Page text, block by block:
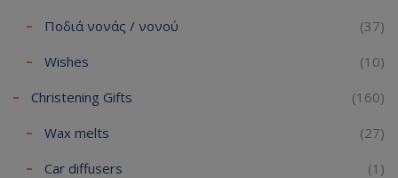
Ποδιά νονάς / νονού
(37)
Wishes
(10)
Christening Gifts
(160)
Wax melts
(27)
Car diffusers
(1)